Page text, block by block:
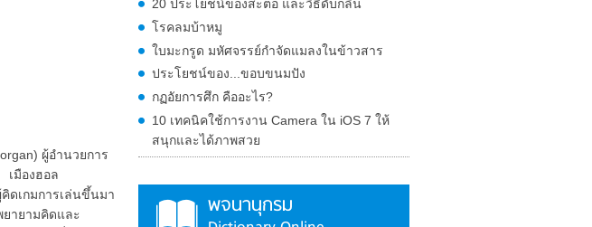
ผู้อำนวยการ
เมืองฮอล
ดเกมการเล่นขึ้นมา
ยายามคิดและ
20 ประโยชน์ของสะตอ และวิธีดับกลิ่น
โรคลมบ้าหมู
ใบมะกรูด มหัศจรรย์กำจัดแมลงในข้าวสาร
ประโยชน์ของ...ขอบขนมปัง
กฏอัยการศึก คืออะไร?
10 เทคนิคใช้การงาน Camera ใน iOS 7 ให้
สนุกและได้ภาพสวย
พจนานุกรม